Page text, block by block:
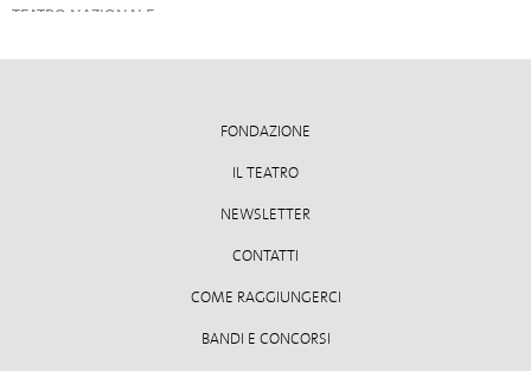
TEATRO NAZIONALE
FONDAZIONE
IL TEATRO
NEWSLETTER
CONTATTI
COME RAGGIUNGERCI
BANDI E CONCORSI